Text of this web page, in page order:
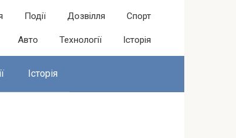
Події Дозвілля Спорт
Авто Технології Історія
Історія